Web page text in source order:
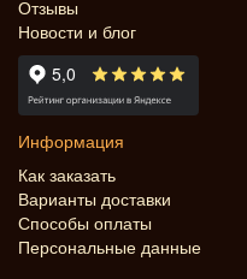
Отзывы
Новости и блог
Информация
Как заказать
Варианты доставки
Способы оплаты
Персональные данные